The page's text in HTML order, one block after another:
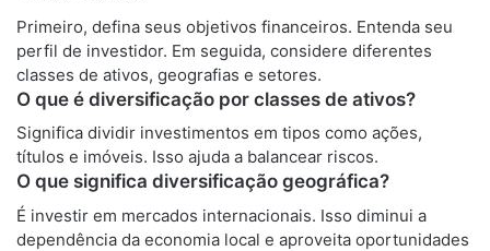
Primeiro, defina seus objetivos financeiros. Entenda seu
perfil de investidor. Em seguida, considere diferentes
classes de ativos, geografias e setores.
O que é diversificação por classes de ativos?
Significa dividir investimentos em tipos como ações,
títulos e imóveis. Isso ajuda a balancear riscos.
O que significa diversificação geográfica?
É investir em mercados internacionais. Isso diminui a
dependência da economia local e aproveita oportunidades